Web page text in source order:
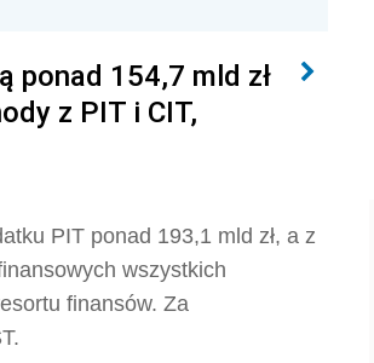
ponad 154,7 mld zł
z PIT i CIT,
PIT ponad 193,1 mld zł, a z
wszystkich
finansów. Za